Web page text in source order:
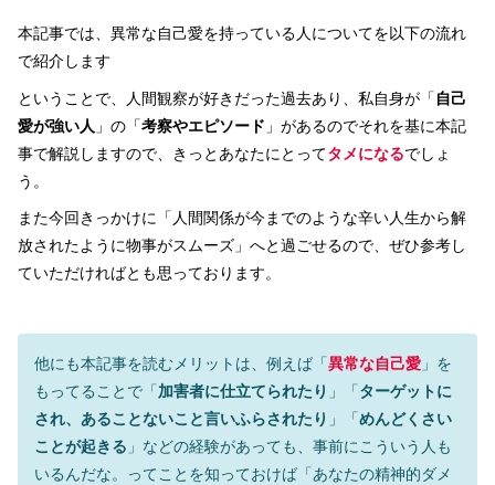
本記事では、異常な自己愛を持っている人についてを以下の流れ
で紹介します
ということで、人間観察が好きだった過去あり、私自身が「 自己
愛が強い人 」の「考察やエピソード 」があるのでそれを基に本記
事で解説しますので、きっとあなたにとってタメになるでしょ
う。
また今回きっかけに「人間関係が今までのような辛い人生から解
放されたように物事がスムーズ」へと過ごせるので、ぜひ参考し
ていただければとも思っております。
他にも本記事を読むメリットは、例えば「異常な自己愛 」を
もってることで「加害者に仕立てられたり 」「ターゲットに
され、あることないこと言いふらされたり 」「めんどくさい
ことが起きる 」などの経験があっても、事前にこういう人も
いるんだな。ってことを知っておけば「あなたの精神的ダメ